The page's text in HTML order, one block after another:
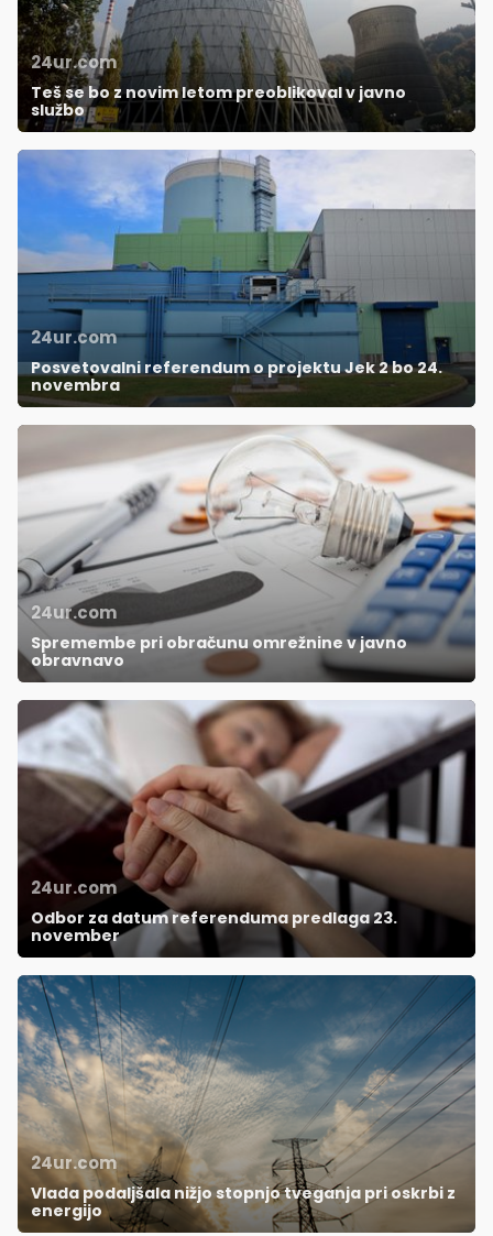
24ur.com
Teš se bo z novim letom preoblikoval v javno
službo
24ur.com
Posvetovalni referendum o projektu Jek 2 bo 24.
novembra
24ur.com
Spremembe pri obračunu omrežnine v javno
obravnavo
24ur.com
Odbor za datum referenduma predlaga 23.
november
24ur.com
Vlada podaljšala nižjo stopnjo tveganja pri oskrbi z
energijo